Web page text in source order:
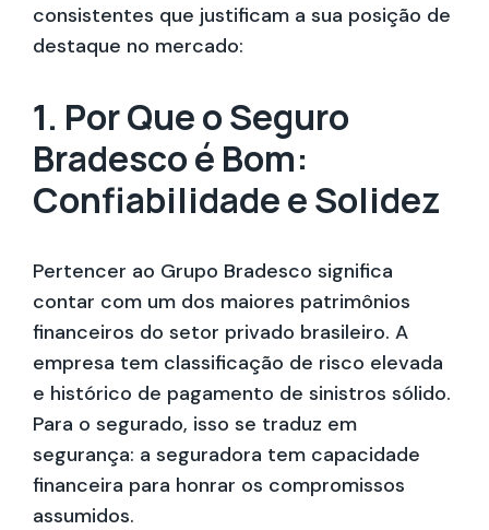
consistentes que justificam a sua posição de
destaque no mercado:
1. Por Que o Seguro
Bradesco é Bom:
Confiabilidade e Solidez
Pertencer ao Grupo Bradesco significa
contar com um dos maiores patrimônios
financeiros do setor privado brasileiro. A
empresa tem classificação de risco elevada
e histórico de pagamento de sinistros sólido.
Para o segurado, isso se traduz em
segurança: a seguradora tem capacidade
financeira para honrar os compromissos
assumidos.